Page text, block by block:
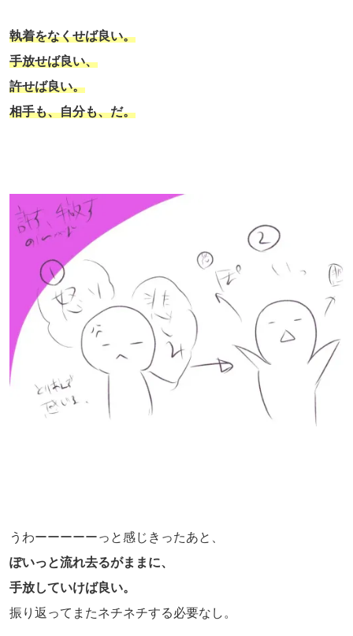
執着をなくせば良い。
手放せば良い、
許せば良い。
相手も、自分も、だ。
うわーーーーーっと感じきったあと、
ぽいっと流れ去るがままに、
手放していけば良い。
振り返ってまたネチネチする必要なし。